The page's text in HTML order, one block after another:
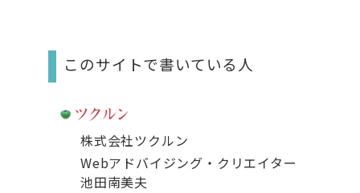
このサイトで書いている人
株式会社ツクルン
Webアドバイジング・クリエイター
池田南美夫